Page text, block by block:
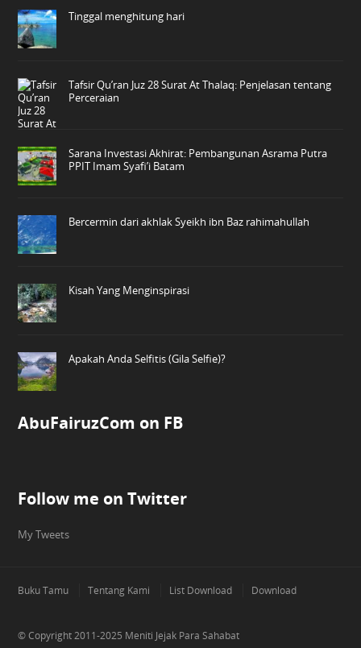
Tinggal menghitung hari
Tafsir Qu’ran Juz 28 Surat At Thalaq: Penjelasan tentang
Perceraian
Sarana Investasi Akhirat: Pembangunan Asrama Putra
PPIT Imam Syafi’i Batam
Bercermin dari akhlak Syeikh ibn Baz rahimahullah
Kisah Yang Menginspirasi
Apakah Anda Selfitis (Gila Selfie)?
AbuFairuzCom on FB
Follow me on Twitter
My Tweets
Buku Tamu Tentang Kami List Download Download
© Copyright 2011-2025 Meniti Jejak Para Sahabat